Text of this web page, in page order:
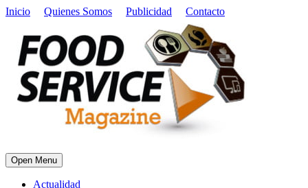
Inicio Quienes Somos Publicidad Contacto
Open Menu
Actualidad